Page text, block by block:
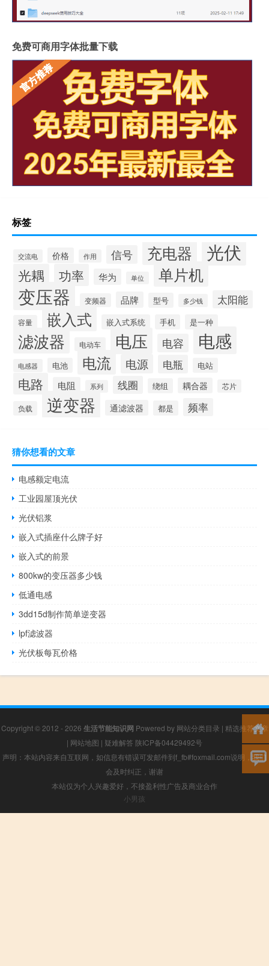
免费可商用字体批量下载
标签
交流电 价格 作用 信号 充电器 光伏
光耦 功率 华为 单位 单片机
变压器 变频器 品牌 型号 多少钱 太阳能
容量 嵌入式 嵌入式系统 手机 是一种
滤波器 电动车 电压 电容 电感
电感器 电池 电流 电源 电瓶 电站
电路 电阻 系列 线圈 绕组 耦合器 芯片
负载 逆变器 通滤波器 都是 频率
猜你想看的文章
电感额定电流
工业园屋顶光伏
光伏铝浆
嵌入式插座什么牌子好
嵌入式的前景
800kw的变压器多少钱
低通电感
3dd15d制作简单逆变器
lpf滤波器
光伏板每瓦价格
Copyright © 2012 - 2026 生活节能知识网 Powered by 网站分类目录 | 精选推荐文章
| 网站地图 | 疑难解答 陕ICP备04429492号
声明：本站内容来自互联网，如信息有错误可发邮件到f_fb#foxmail.com说明，我们
会及时纠正，谢谢
本站仅为个人兴趣爱好，不接盈利性广告及商业合作
小男孩